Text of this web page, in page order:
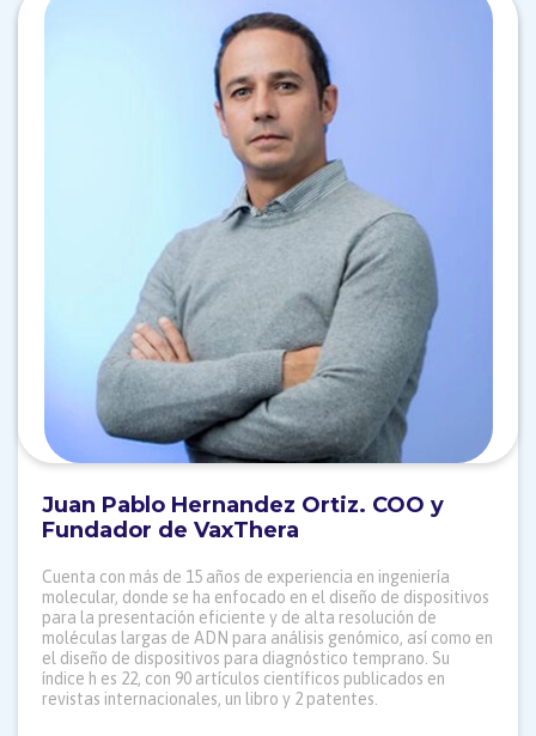
Juan Pablo Hernandez Ortiz. COO y
Fundador de VaxThera
Cuenta con más de 15 años de experiencia en ingeniería
molecular, donde se ha enfocado en el diseño de dispositivos
para la presentación eficiente y de alta resolución de
moléculas largas de ADN para análisis genómico, así como en
el diseño de dispositivos para diagnóstico temprano. Su
índice h es 22, con 90 artículos científicos publicados en
revistas internacionales, un libro y 2 patentes.